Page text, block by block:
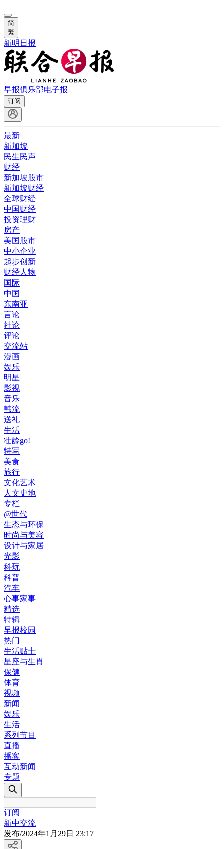
简
繁
新明日报
早报俱乐部电子报
订阅
最新
新加坡
民生民声
财经
新加坡股市
新加坡财经
全球财经
中国财经
投资理财
房产
美国股市
中小企业
起步创新
财经人物
国际
中国
东南亚
言论
社论
评论
交流站
漫画
娱乐
明星
影视
音乐
韩流
送礼
生活
壮龄go!
特写
美食
旅行
文化艺术
人文史地
专栏
@世代
生态与环保
时尚与美容
设计与家居
光影
科玩
科普
汽车
心事家事
精选
特辑
早报校园
热门
生活贴士
星座与生肖
保健
体育
视频
新闻
娱乐
生活
系列节目
直播
播客
互动新闻
专题
订阅
新中交流
发布/2024年1月29日 23:17